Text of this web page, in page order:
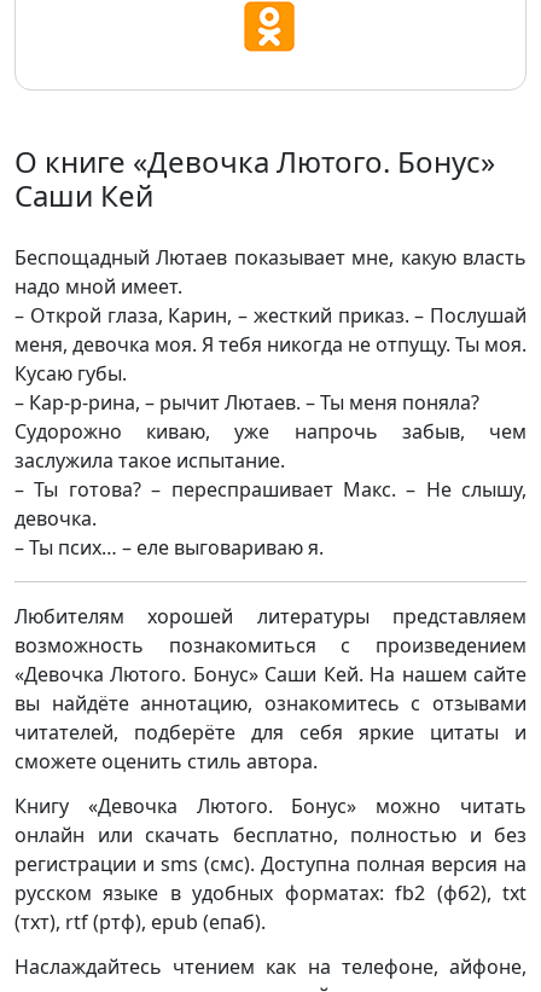
О книге «Девочка Лютого. Бонус»
Саши Кей
Беспощадный Лютаев показывает мне, какую власть
надо мной имеет.
– Открой глаза, Карин, – жесткий приказ. – Послушай
меня, девочка моя. Я тебя никогда не отпущу. Ты моя.
Кусаю губы.
– Кар-р-рина, – рычит Лютаев. – Ты меня поняла?
Судорожно киваю, уже напрочь забыв, чем
заслужила такое испытание.
– Ты готова? – переспрашивает Макс. – Не слышу,
девочка.
– Ты псих… – еле выговариваю я.
Любителям хорошей литературы представляем
возможность познакомиться с произведением
«Девочка Лютого. Бонус» Саши Кей. На нашем сайте
вы найдёте аннотацию, ознакомитесь с отзывами
читателей, подберёте для себя яркие цитаты и
сможете оценить стиль автора.
Книгу «Девочка Лютого. Бонус» можно читать
онлайн или скачать бесплатно, полностью и без
регистрации и sms (смс). Доступна полная версия на
русском языке в удобных форматах: fb2 (фб2), txt
(тхт), rtf (ртф), epub (епаб).
Наслаждайтесь чтением как на телефоне, айфоне,